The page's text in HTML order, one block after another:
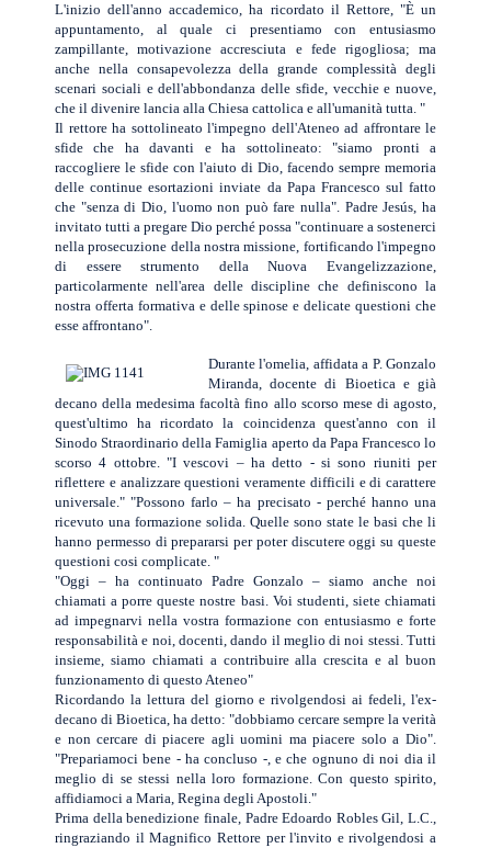
L'inizio dell'anno accademico, ha ricordato il Rettore, "È un
appuntamento, al quale ci presentiamo con entusiasmo
zampillante, motivazione accresciuta e fede rigogliosa; ma
anche nella consapevolezza della grande complessità degli
scenari sociali e dell'abbondanza delle sfide, vecchie e nuove,
che il divenire lancia alla Chiesa cattolica e all'umanità tutta. "
Il rettore ha sottolineato l'impegno dell'Ateneo ad affrontare le
sfide che ha davanti e ha sottolineato: "siamo pronti a
raccogliere le sfide con l'aiuto di Dio, facendo sempre memoria
delle continue esortazioni inviate da Papa Francesco sul fatto
che "senza di Dio, l'uomo non può fare nulla". Padre Jesús, ha
invitato tutti a pregare Dio perché possa "continuare a sostenerci
nella prosecuzione della nostra missione, fortificando l'impegno
di essere strumento della Nuova Evangelizzazione,
particolarmente nell'area delle discipline che definiscono la
nostra offerta formativa e delle spinose e delicate questioni che
esse affrontano".
Durante l'omelia, affidata a P. Gonzalo
Miranda, docente di Bioetica e già
decano della medesima facoltà fino allo scorso mese di agosto,
quest'ultimo ha ricordato la coincidenza quest'anno con il
Sinodo Straordinario della Famiglia aperto da Papa Francesco lo
scorso 4 ottobre. "I vescovi – ha detto - si sono riuniti per
riflettere e analizzare questioni veramente difficili e di carattere
universale." "Possono farlo – ha precisato - perché hanno una
ricevuto una formazione solida. Quelle sono state le basi che li
hanno permesso di prepararsi per poter discutere oggi su queste
questioni cosi complicate. "
"Oggi – ha continuato Padre Gonzalo – siamo anche noi
chiamati a porre queste nostre basi. Voi studenti, siete chiamati
ad impegnarvi nella vostra formazione con entusiasmo e forte
responsabilità e noi, docenti, dando il meglio di noi stessi. Tutti
insieme, siamo chiamati a contribuire alla crescita e al buon
funzionamento di questo Ateneo"
Ricordando la lettura del giorno e rivolgendosi ai fedeli, l'ex-
decano di Bioetica, ha detto: "dobbiamo cercare sempre la verità
e non cercare di piacere agli uomini ma piacere solo a Dio".
"Prepariamoci bene - ha concluso -, e che ognuno di noi dia il
meglio di se stessi nella loro formazione. Con questo spirito,
affidiamoci a Maria, Regina degli Apostoli."
Prima della benedizione finale, Padre Edoardo Robles Gil, L.C.,
ringraziando il Magnifico Rettore per l'invito e rivolgendosi a